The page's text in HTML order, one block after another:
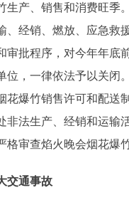
、销售和消费旺季。
、经销、燃放、应急救
审批程序，对今年年底
位，一律依法予以关闭
花爆竹销售许可和配送
非法生产、经销和运输
格审查焰火晚会烟花爆
通事故